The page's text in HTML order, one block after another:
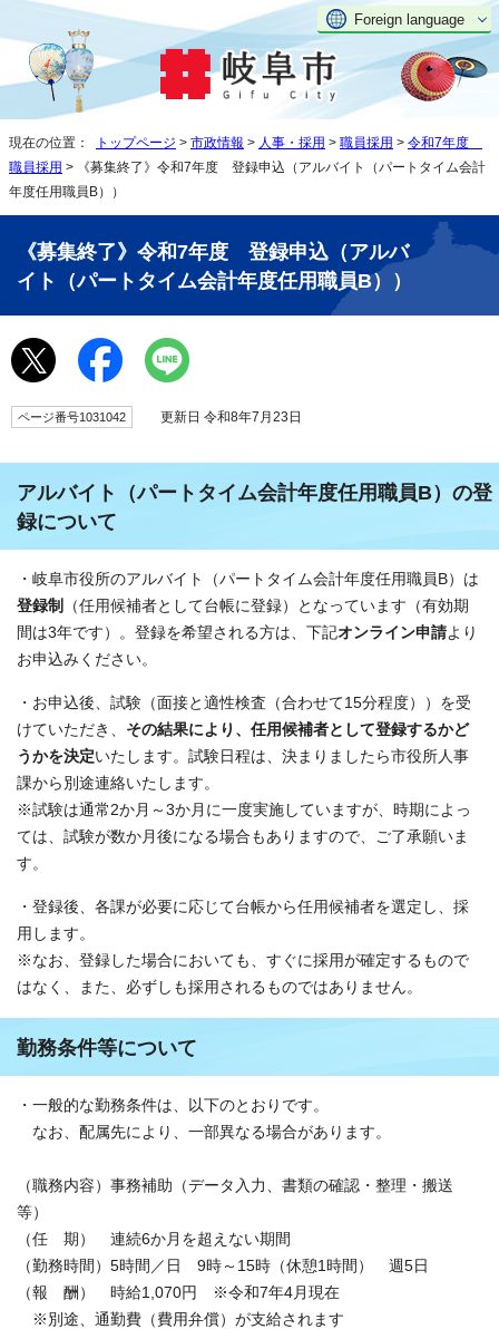
Foreign language
現在の位置： トップページ > 市政情報 > 人事・採用 > 職員採用 > 令和7年度
職員採用 > 《募集終了》令和7年度 登録申込（アルバイト（パートタイム会計
年度任用職員B））
《募集終了》令和7年度 登録申込（アルバ
イト（パートタイム会計年度任用職員B））
ページ番号1031042 更新日 令和8年7月23日
アルバイト（パートタイム会計年度任用職員B）の登
録について
・岐阜市役所のアルバイト（パートタイム会計年度任用職員B）は
登録制
（任用候補者として台帳に登録）となっています（有効期
間は3年です）。登録を希望される方は、下記オンライン申請より
お申込みください。
・お申込後、試験（面接と適性検査（合わせて15分程度））を受
けていただき、 その結果により、任用候補者として登録するかど
うかを決定いたします。試験日程は、決まりましたら市役所人事
課から別途連絡いたします。
※試験は通常2か月～3か月に一度実施していますが、時期によっ
ては、試験が数か月後になる場合もありますので、ご了承願いま
す。
・登録後、各課が必要に応じて台帳から任用候補者を選定し、採
用します。
※なお、登録した場合においても、すぐに採用が確定するもので
はなく、また、必ずしも採用されるものではありません。
勤務条件等について
・一般的な勤務条件は、以下のとおりです。
なお、配属先により、一部異なる場合があります。
（職務内容）事務補助（データ入力、書類の確認・整理・搬送
等）
（任 期） 連続6か月を超えない期間
（勤務時間）5時間／日 9時～15時（休憩1時間） 週5日
（報 酬） 時給1,070円 ※令和7年4月現在
※別途、通勤費（費用弁償）が支給されます